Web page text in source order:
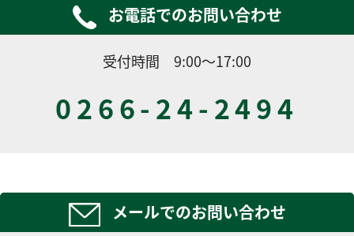
お電話でのお問い合わせ
受付時間 9:00～17:00
0266-24-2494
メールでのお問い合わせ